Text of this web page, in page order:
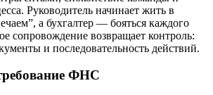
Руководитель начинает жить в
а бухгалтер — бояться каждого
сопровождение возвращает контроль:
и последовательность действий.
ФНС